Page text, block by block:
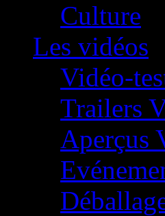
Culture
Les vidéos
Vidéo-
Trailers
Aperçus